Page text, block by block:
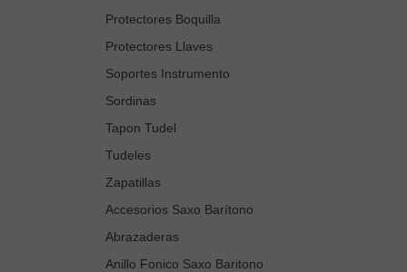
Protectores Boquilla
Protectores Llaves
Soportes Instrumento
Sordinas
Tapon Tudel
Tudeles
Zapatillas
Accesorios Saxo Barítono
Abrazaderas
Anillo Fonico Saxo Baritono